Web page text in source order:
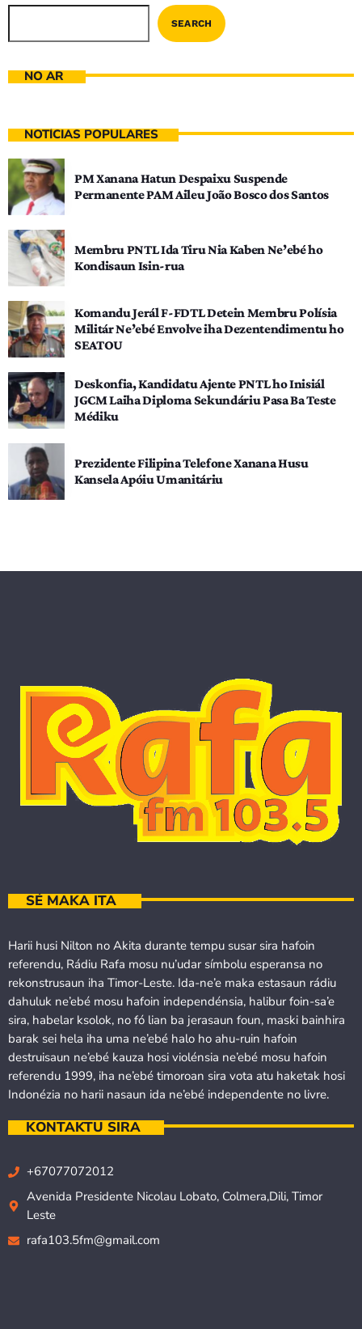
SEARCH
NO AR
NOTÍCIAS POPULARES
PM Xanana Hatun Despaixu Suspende
Permanente PAM Aileu João Bosco dos Santos
Membru PNTL Ida Tiru Nia Kaben Ne’ebé ho
Kondisaun Isin-rua
Komandu Jerál F-FDTL Detein Membru Polísia
Militár Ne’ebé Envolve iha Dezentendimentu ho
SEATOU
Deskonfia, Kandidatu Ajente PNTL ho Inisiál
JGCM Laiha Diploma Sekundáriu Pasa Ba Teste
Médiku
Prezidente Filipina Telefone Xanana Husu
Kansela Apóiu Umanitáriu
SÉ MAKA ITA
Harii husi Nilton no Akita durante tempu susar sira hafoin
referendu, Rádiu Rafa mosu nu’udar símbolu esperansa no
rekonstrusaun iha Timor-Leste. Ida-ne’e maka estasaun rádiu
dahuluk ne’ebé mosu hafoin independénsia, halibur foin-sa’e
sira, habelar ksolok, no fó lian ba jerasaun foun, maski bainhira
barak sei hela iha uma ne’ebé halo ho ahu-ruin hafoin
destruisaun ne’ebé kauza hosi violénsia ne’ebé mosu hafoin
referendu 1999, iha ne’ebé timoroan sira vota atu haketak hosi
Indonézia no harii nasaun ida ne’ebé independente no livre.
KONTAKTU SIRA
+67077072012
Avenida Presidente Nicolau Lobato, Colmera,Dili, Timor
Leste
rafa103.5fm@gmail.com